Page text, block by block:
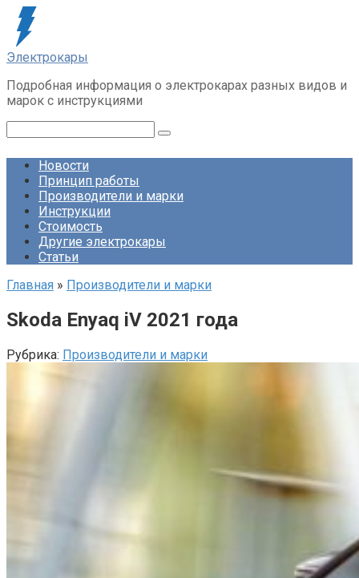
Перейти
контенту
Электрокары
Подробная информация о электрокарах разных видов и
марок с инструкциями
Новости
Принцип работы
Производители и марки
Инструкции
Стоимость
Другие электрокары
Статьи
Главная » Производители и марки
Skoda Enyaq iV 2021 года
Рубрика: Производители и марки